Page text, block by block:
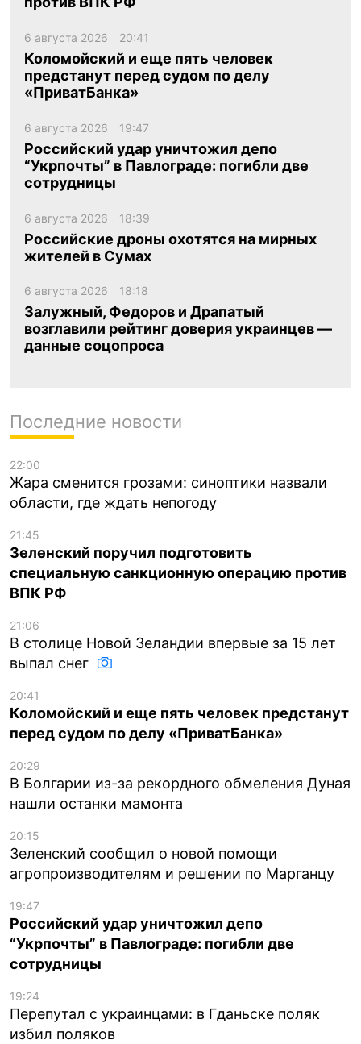
6 августа 2026 20:41
Коломойский и еще пять человек
предстанут перед судом по делу
«ПриватБанка»
6 августа 2026 19:47
Российский удар уничтожил депо
“Укрпочты” в Павлограде: погибли две
сотрудницы
6 августа 2026 18:39
Российские дроны охотятся на мирных
жителей в Сумах
6 августа 2026 18:18
Залужный, Федоров и Драпатый
возглавили рейтинг доверия украинцев —
данные соцопроса
Последние новости
22:00
Жара сменится грозами: синоптики назвали
области, где ждать непогоду
21:45
Зеленский поручил подготовить
специальную санкционную операцию против
ВПК РФ
21:06
В столице Новой Зеландии впервые за 15 лет
выпал снег
20:41
Коломойский и еще пять человек предстанут
перед судом по делу «ПриватБанка»
20:29
В Болгарии из-за рекордного обмеления Дуная
нашли останки мамонта
20:15
Зеленский сообщил о новой помощи
агропроизводителям и решении по Марганцу
19:47
Российский удар уничтожил депо
“Укрпочты” в Павлограде: погибли две
сотрудницы
19:24
Перепутал с украинцами: в Гданьске поляк
избил поляков